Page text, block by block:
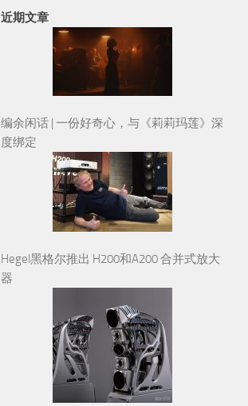
近期文章
编余闲话 | 一份好奇心，与《莉莉玛莲》深
度绑定
Hegel黑格尔推出 H200和A200 合并式放大
器